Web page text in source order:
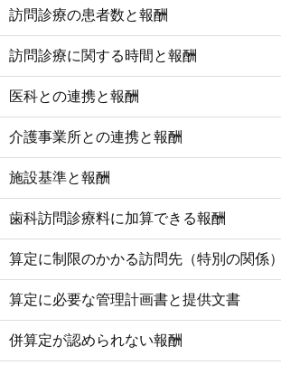
訪問診療の患者数と報酬
訪問診療に関する時間と報酬
医科との連携と報酬
介護事業所との連携と報酬
施設基準と報酬
歯科訪問診療料に加算できる報酬
算定に制限のかかる訪問先（特別の関係）
算定に必要な管理計画書と提供文書
併算定が認められない報酬